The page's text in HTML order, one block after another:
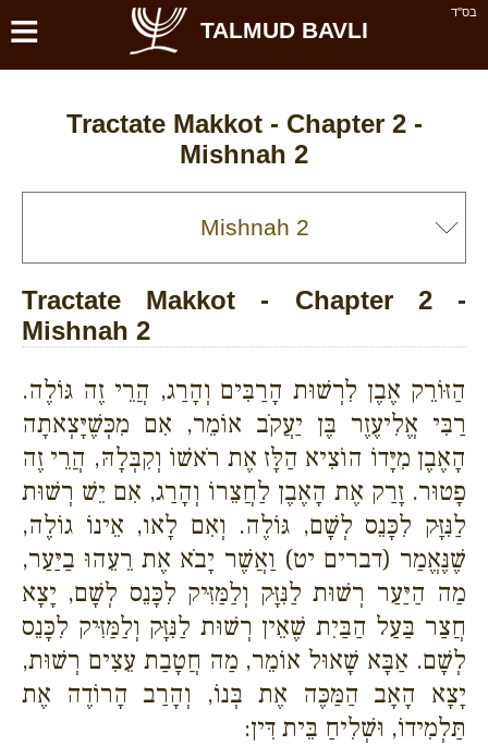
בס''ד ≡ TALMUD BAVLI
Tractate Makkot - Chapter 2 -
Mishnah 2
Tractate Makkot - Chapter 2 -
Mishnah 2
הַזּוֹרֵק אֶבֶן לִרְשׁוּת הָרַבִּים וְהָרַג, הֲרֵי זֶה גּוֹלֶה.
רַבִּי אֱלִיעֶזֶר בֶּן יַעֲקֹב אוֹמֵר, אִם מִכְּשֶׁיָּצְאתָה
הָאֶבֶן מִיָּדוֹ הוֹצִיא הַלָּז אֶת רֹאשׁוֹ וְקִבְּלָהּ, הֲרֵי זֶה
פָטוּר. זָרַק אֶת הָאֶבֶן לַחֲצֵרוֹ וְהָרַג, אִם יֵשׁ רְשׁוּת
לַנִּזָּק לִכָּנֵס לְשָׁם, גּוֹלֶה. וְאִם לָאו, אֵינוֹ גוֹלֶה,
שֶׁנֶּאֱמַר (דברים יט) וַאֲשֶׁר יָבֹא אֶת רֵעֵהוּ בַיַּעַר,
מַה הַיַּעַר רְשׁוּת לַנִּזָּק וְלַמַּזִּיק לִכָּנֵס לְשָׁם, יָצָא
חֲצַר בַּעַל הַבַּיִת שֶׁאֵין רְשׁוּת לַנִּזָּק וְלַמַּזִּיק לִכָּנֵס
לְשָׁם. אַבָּא שָׁאוּל אוֹמֵר, מַה חֲטָבַת עֵצִים רְשׁוּת,
יָצָא הָאָב הַמַּכֶּה אֶת בְּנוֹ, וְהָרַב הָרוֹדֶה אֶת
תַּלְמִידוֹ, וּשְׁלִיחַ בֵּית דִּין: